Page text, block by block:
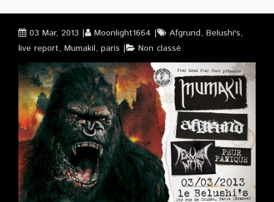
03 Mar, 2013 Moonlight1664 Afgrund, Belushi's,
live report, Mumakil, paris Non classé